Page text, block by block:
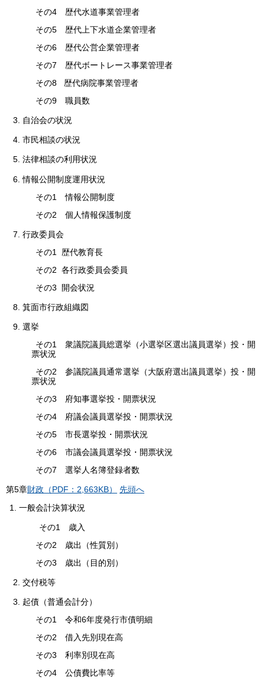
その4 歴代水道事業管理者
その5 歴代上下水道企業管理者
その6 歴代公営企業管理者
その7 歴代ボートレース事業管理者
その8 歴代病院事業管理者
その9 職員数
3. 自治会の状況
4. 市民相談の状況
5. 法律相談の利用状況
6. 情報公開制度運用状況
その1 情報公開制度
その2 個人情報保護制度
7. 行政委員会
その1 歴代教育長
その2 各行政委員会委員
その3 開会状況
8. 箕面市行政組織図
9. 選挙
その1 衆議院議員総選挙（小選挙区選出議員選挙）投・開
票状況
その2 参議院議員通常選挙（大阪府選出議員選挙）投・開
票状況
その3 府知事選挙投・開票状況
その4 府議会議員選挙投・開票状況
その5 市長選挙投・開票状況
その6 市議会議員選挙投・開票状況
その7 選挙人名簿登録者数
第5章財政（PDF：2,663KB）
先頭へ
一般会計決算状況
その1 歳入
その2 歳出（性質別）
その3 歳出（目的別）
2. 交付税等
3. 起債（普通会計分）
その1 令和6年度発行市債明細
その2 借入先別現在高
その3 利率別現在高
その4 公債費比率等